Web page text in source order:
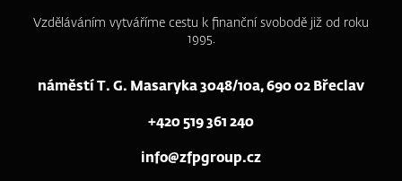
Vzděláváním vytváříme cestu k finanční svobodě již od roku
1995.
náměstí T. G. Masaryka 3048/10a, 690 02 Břeclav
+420 519 361 240
info@zfpgroup.cz